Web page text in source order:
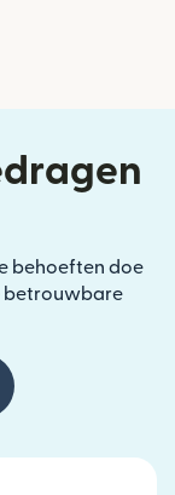
behoeften doe
betrouwbare